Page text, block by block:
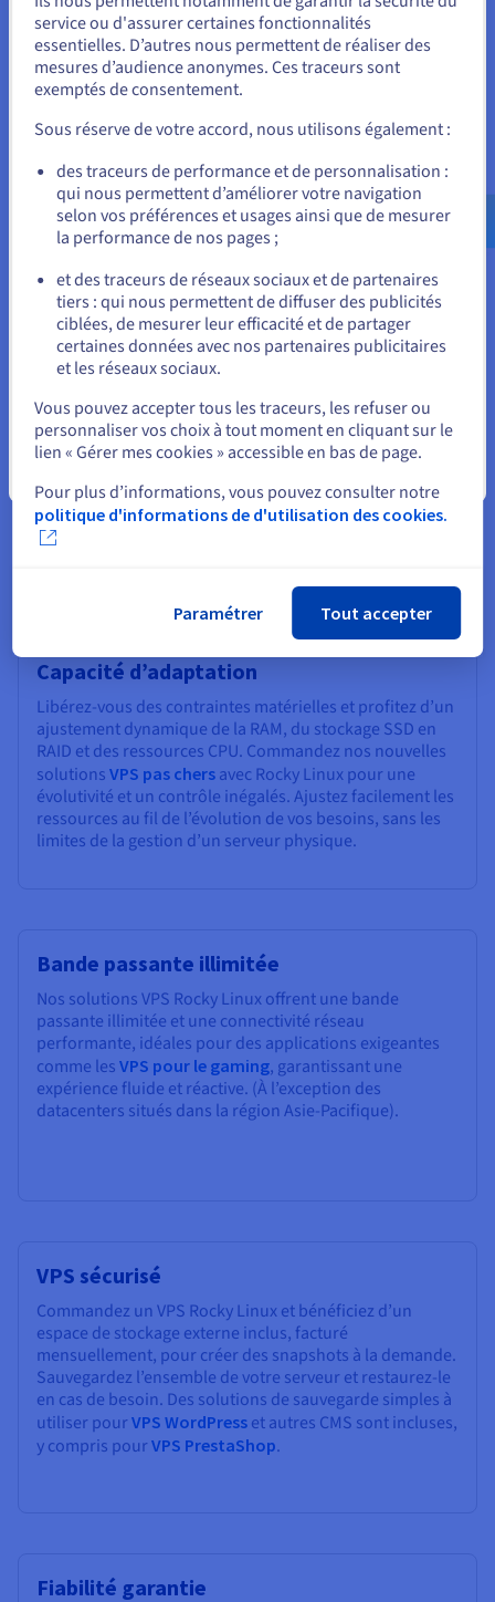
Hébergement cloud performant
Profitez de vitesses fulgurantes avec nos nouveaux VPS
Rocky Linux, conçus pour des performances maximales.
Équipé de processeurs Intel ou AMD de dernière
génération, de nombreux cœurs vCPU, d’une mémoire
RAM généreuse et d’un stockage SSD NVMe, votre
serveur virtuel gère aisément les charges de travail
exigeantes pour une expérience utilisateur sans accroc.
Contrôle total
Bénéficiez de la flexibilité d’un environnement serveur
adapté à vos besoins. Bénéficiez de toutes les ressources
(RAM, CPU) pour un contrôle total avec notreVPS cPanel
Grâce à un accès administrateur complet, hébergez
facilement vos environnements de production,
applications métier et projets web, en configurant votre
VPS Rocky Linux selon vos spécifications exactes.
Capacité d’adaptation
Libérez-vous des contraintes matérielles et profitez d’un
ajustement dynamique de la RAM, du stockage SSD en
RAID et des ressources CPU. Commandez nos nouvelles
solutions VPS pas chers avec Rocky Linux pour une
évolutivité et un contrôle inégalés. Ajustez facilement les
ressources au fil de l’évolution de vos besoins, sans les
limites de la gestion d’un serveur physique.
Bande passante illimitée
Nos solutions VPS Rocky Linux offrent une bande
passante illimitée et une connectivité réseau
performante, idéales pour des applications exigeantes
comme les VPS pour le gaming, garantissant une
expérience fluide et réactive. (À l’exception des
datacenters situés dans la région Asie-Pacifique).
VPS sécurisé
Commandez un VPS Rocky Linux et bénéficiez d’un
espace de stockage externe inclus, facturé
mensuellement, pour créer des snapshots à la demande.
Sauvegardez l’ensemble de votre serveur et restaurez-le
en cas de besoin. Des solutions de sauvegarde simples à
utiliser pourVPS WordPress et autres CMS sont incluses,
y compris pourVPS PrestaShop.
Fiabilité garantie
Vous semblez être localisé en États-
Unis.
Pour commander, rendez-vous sur le site de votre pays (États-
Allez sur le site États-Unis
us.ovhcloud.com/vps Anglais USD - $
ou
Rester sur le site actuel
Sélectionner un autre site web
service ou d'assurer certaines fonctionnalités
essentielles. D’autres nous permettent de réaliser des
mesures d’audience anonymes. Ces traceurs sont
exemptés de consentement.
Sous réserve de votre accord, nous utilisons également :
des traceurs de performance et de personnalisation :
qui nous permettent d’améliorer votre navigation
selon vos préférences et usages ainsi que de mesurer
la performance de nos pages ;
et des traceurs de réseaux sociaux et de partenaires
tiers : qui nous permettent de diffuser des publicités
ciblées, de mesurer leur efficacité et de partager
certaines données avec nos partenaires publicitaires
et les réseaux sociaux.
Vous pouvez accepter tous les traceurs, les refuser ou
personnaliser vos choix à tout moment en cliquant sur le
lien « Gérer mes cookies » accessible en bas de page.
Pour plus d’informations, vous pouvez consulter notre
politique d'informations de d'utilisation des cookies.
Paramétrer Tout accepter